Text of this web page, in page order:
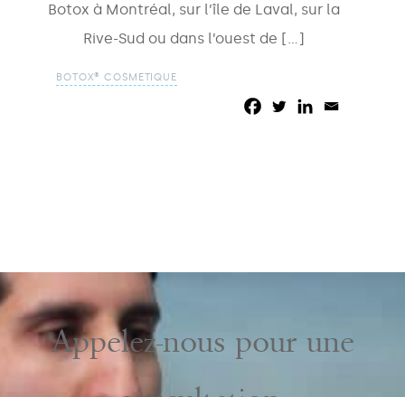
Botox à Montréal, sur l’île de Laval, sur la
Rive-Sud ou dans l’ouest de […]
BOTOX® COSMETIQUE
Appelez-nous pour une